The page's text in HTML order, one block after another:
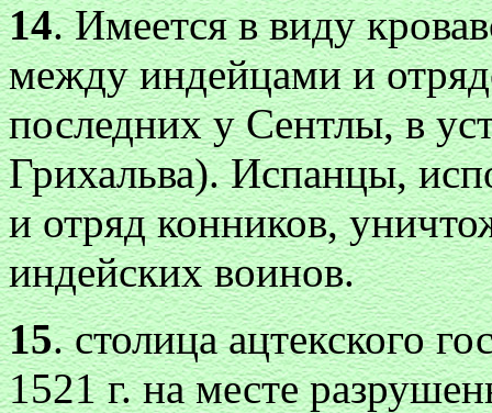
14. Имеется в виду
между индейцами и
последних у Сентлы, в
Грихальва). Испанцы,
и отряд конников,
индейских воинов.
15. столица ацтекского
1521 г. на месте